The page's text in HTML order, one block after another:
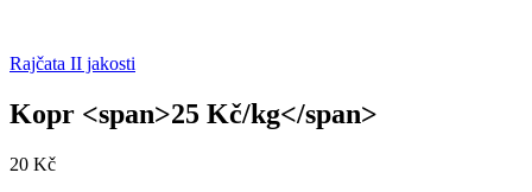
Rajčata II jakosti
Kopr <span>25 Kč/kg</span>
20 Kč